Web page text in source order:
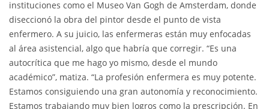
instituciones como el Museo Van Gogh de Amsterdam, donde
diseccionó la obra del pintor desde el punto de vista
enfermero. A su juicio, las enfermeras están muy enfocadas
al área asistencial, algo que habría que corregir. “Es una
autocrítica que me hago yo mismo, desde el mundo
académico”, matiza. “La profesión enfermera es muy potente.
Estamos consiguiendo una gran autonomía y reconocimiento.
Estamos trabajando muy bien logros como la prescripción. En